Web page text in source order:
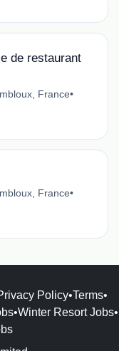
de restaurant
France•
France•
Policy•Terms•
•Winter Resort Jobs•